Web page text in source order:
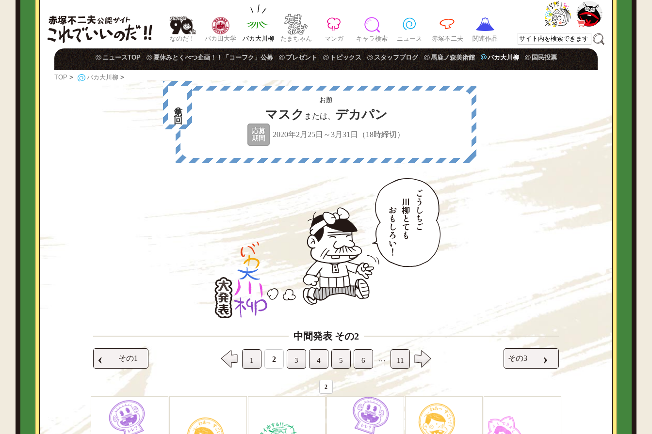
なのだ！ バカ田大学 バカ大川柳 たまちゃん マンガ キャラ検索 ニュース 赤塚不二夫 関連作品
ニュースTOP 夏休みとくべつ企画！！「コーフク」公募 プレゼント トピックス スタッフブログ 馬鹿ノ森美術館 バカ大川柳 国民投票
TOP > バカ大川柳 >
お題
マスク または、 デカパン
応募
期間
2020年2月25日～3月31日（18時締切）
中間発表 その2
1 2 3 4 5 6 … 11
‹ その1 その3 ›
2